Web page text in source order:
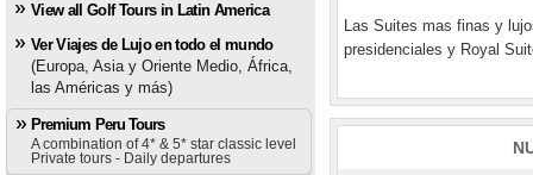
View all Golf Tours in Latin America
Ver Viajes de Lujo en todo el mundo
(Europa, Asia y Oriente Medio, África,
las Américas y más)
Premium Peru Tours
A combination of 4* & 5* star classic level
Private tours - Daily departures
Las Suites mas finas y
presidenciales y Royal